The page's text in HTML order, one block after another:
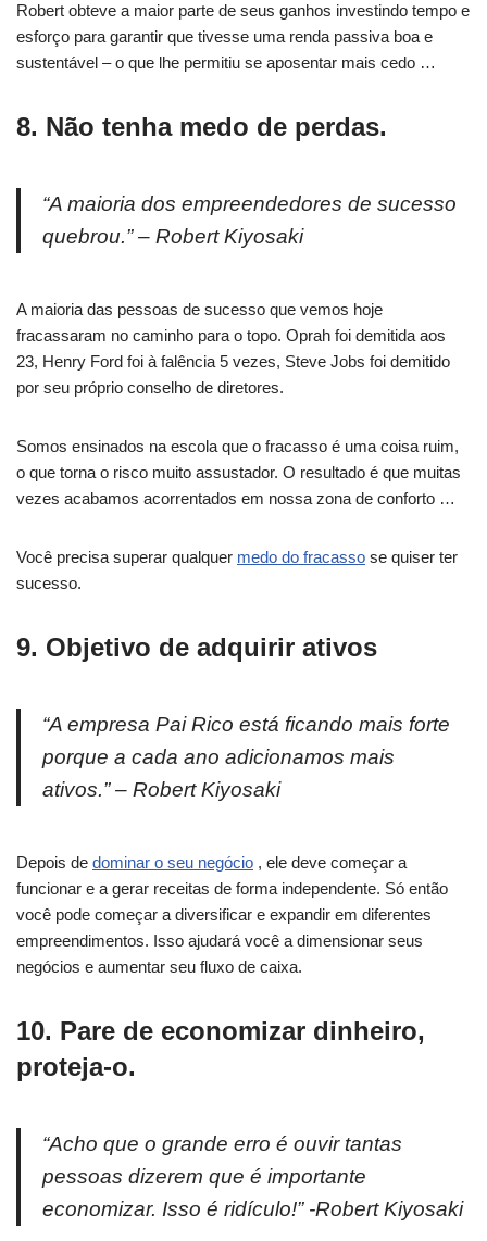
Robert obteve a maior parte de seus ganhos investindo tempo e
esforço para garantir que tivesse uma renda passiva boa e
sustentável – o que lhe permitiu se aposentar mais cedo …
8. Não tenha medo de perdas.
“A maioria dos empreendedores de sucesso
quebrou.” – Robert Kiyosaki
A maioria das pessoas de sucesso que vemos hoje
fracassaram no caminho para o topo. Oprah foi demitida aos
23, Henry Ford foi à falência 5 vezes, Steve Jobs foi demitido
por seu próprio conselho de diretores.
Somos ensinados na escola que o fracasso é uma coisa ruim,
o que torna o risco muito assustador. O resultado é que muitas
vezes acabamos acorrentados em nossa zona de conforto …
Você precisa superar qualquer medo do fracasso se quiser ter
sucesso.
9. Objetivo de adquirir ativos
“A empresa Pai Rico está ficando mais forte
porque a cada ano adicionamos mais
ativos.” – Robert Kiyosaki
Depois de dominar o seu negócio , ele deve começar a
funcionar e a gerar receitas de forma independente. Só então
você pode começar a diversificar e expandir em diferentes
empreendimentos. Isso ajudará você a dimensionar seus
negócios e aumentar seu fluxo de caixa.
10. Pare de economizar dinheiro,
proteja-o.
“Acho que o grande erro é ouvir tantas
pessoas dizerem que é importante
economizar. Isso é ridículo!” -Robert Kiyosaki